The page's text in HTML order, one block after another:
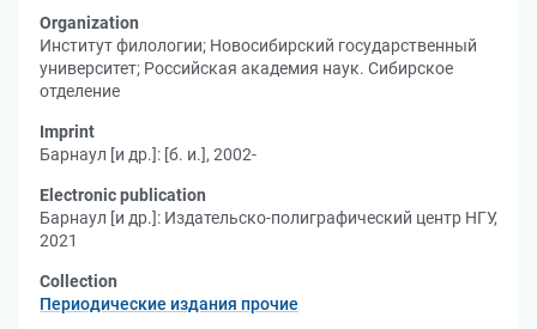
Organization
Институт филологии; Новосибирский государственный
университет; Российская академия наук. Сибирское
отделение
Imprint
Барнаул [и др.]: [б. и.], 2002-
Electronic publication
Барнаул [и др.]: Издательско-полиграфический центр НГУ,
2021
Collection
Периодические издания прочие